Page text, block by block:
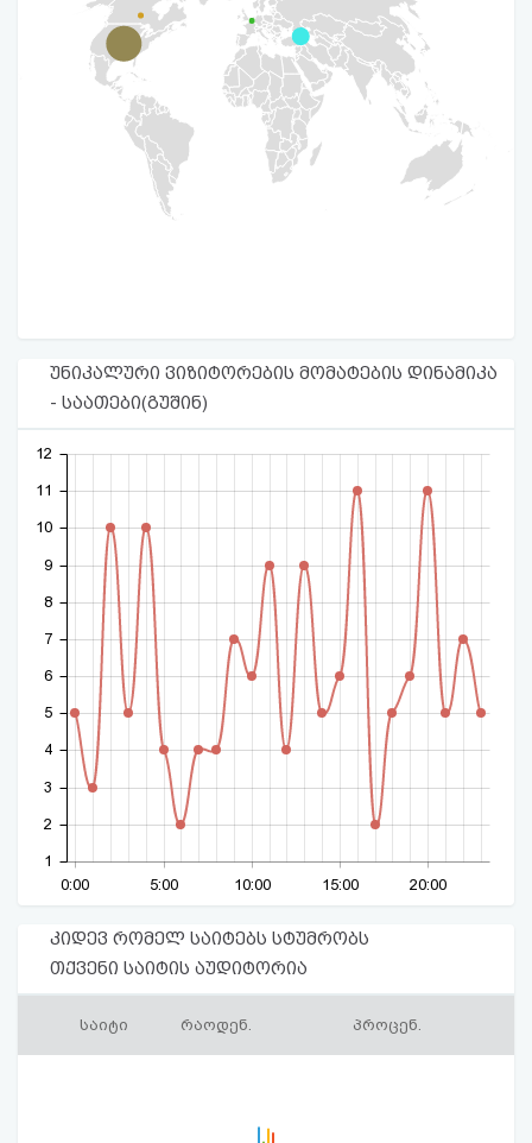
უნიკალური ვიზიტორების მომატების დინამიკა
- საათები(გუშინ)
0:00 5:00 10:00 15:00 20:00
1
2
3
4
5
6
7
8
9
10
11
12
კიდევ რომელ საიტებს სტუმრობს
თქვენი საიტის აუდიტორია
საიტი რაოდენ. პროცენ.